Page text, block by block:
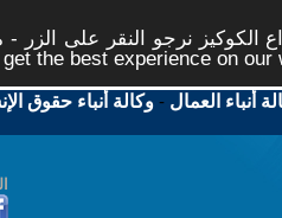
نرجو النقر على الزر
the best experience on our
أنباء العمال -وكالة أنباء حقوق